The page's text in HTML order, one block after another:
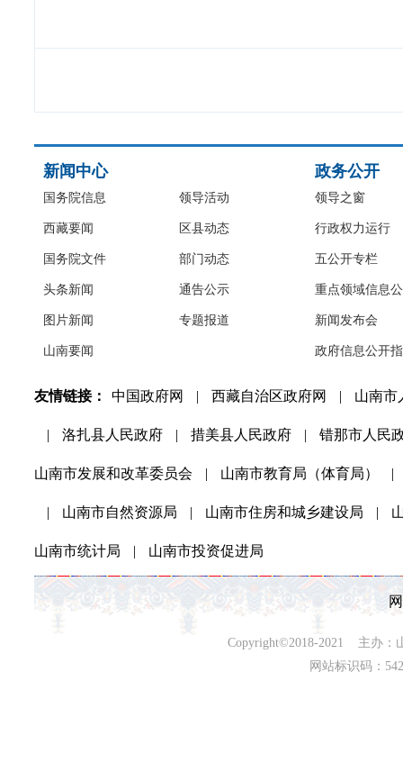
新闻中心
国务院信息
西藏要闻
国务院文件
头条新闻
图片新闻
山南要闻
领导活动
区县动态
部门动态
通告公示
专题报道
政务公开
领导之窗
行政权力运行
五公开专栏
重点领域信息
新闻发布会
政府信息公开
友情链接： 中国政府网 | 西藏自治区政府网 | 山南市
| 洛扎县人民政府 | 措美县人民政府 | 错那市人民
山南市发展和改革委员会 | 山南市教育局（体育局） |
| 山南市自然资源局 | 山南市住房和城乡建设局 |
山南市统计局 | 山南市投资促进局
Copyright©2018-2021 主办：
网站标识码：